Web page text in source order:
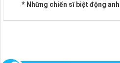
* Những chiến sĩ biệt động